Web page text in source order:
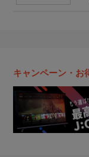
キャンペーン・お